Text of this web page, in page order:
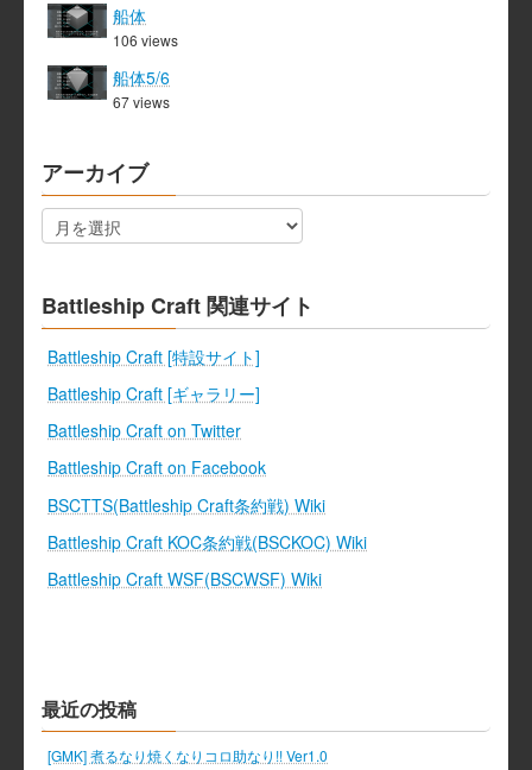
船体
106 views
船体5/6
67 views
アーカイブ
ア
ー
ブ
Battleship Craft 関連サイト
Battleship Craft [特設サイト]
Battleship Craft [ギャラリー]
Battleship Craft on Twitter
Battleship Craft on Facebook
BSCTTS(Battleship Craft条約戦) Wiki
Battleship Craft KOC条約戦(BSCKOC) Wiki
Battleship Craft WSF(BSCWSF) Wiki
最近の投稿
[GMK] 煮るなり焼くなりコロ助なり!! Ver1.0